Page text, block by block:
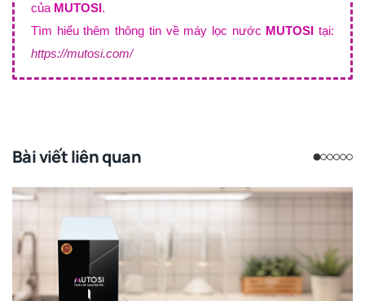
của MUTOSI.
Tìm hiểu thêm thông tin về máy lọc nước MUTOSI tại:
https://mutosi.com/
Bài viết liên quan